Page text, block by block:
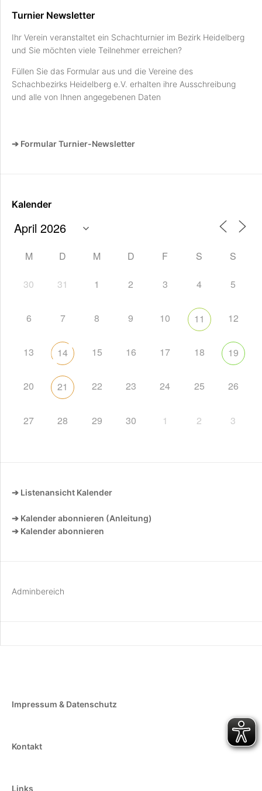
Turnier Newsletter
Ihr Verein veranstaltet ein Schachturnier im Bezirk Heidelberg
und Sie möchten viele Teilnehmer erreichen?
Füllen Sie das Formular aus und die Vereine des
Schachbezirks Heidelberg e.V. erhalten ihre Ausschreibung
und alle von Ihnen angegebenen Daten
➔ Formular Turnier-Newsletter
Kalender
M D M D F S S
30 31 1 2 3 4 5
6 7 8 9 10 11 12
13 14 15 16 17 18 19
20 21 22 23 24 25 26
27 28 29 30 1 2 3
➔ Listenansicht Kalender
➔ Kalender abonnieren (Anleitung)
➔ Kalender abonnieren
Adminbereich
Impressum & Datenschutz
Kontakt
Links